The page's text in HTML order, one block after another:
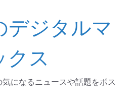
デジタルマ
クス
になるニュースや話題をポス